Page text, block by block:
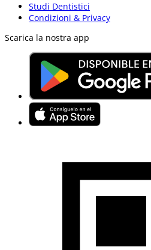
Studi Dentistici
Condizioni & Privacy
Scarica la nostra app